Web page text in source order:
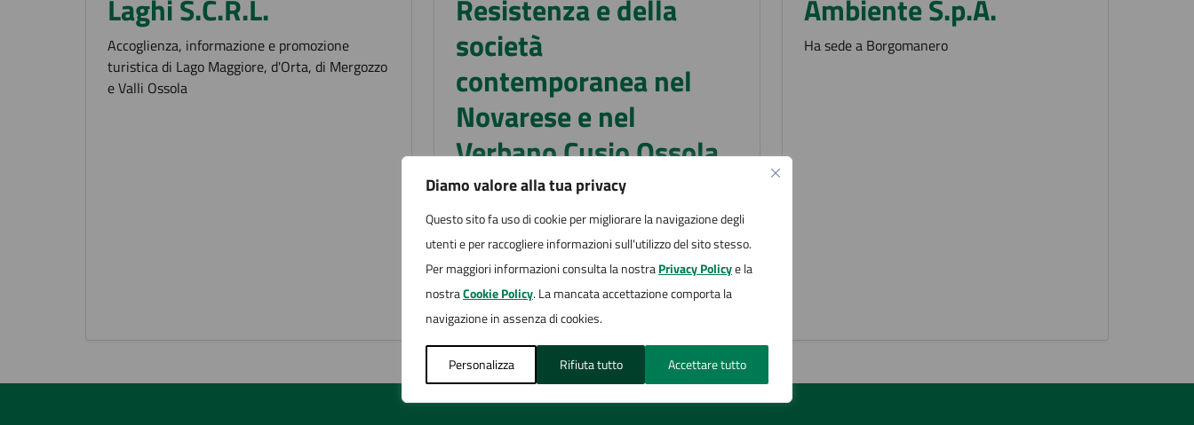
Diamo valore alla tua privacy
Questo sito fa uso di cookie per migliorare la navigazione degli
utenti e per raccogliere informazioni sull'utilizzo del sito stesso.
Per maggiori informazioni consulta la nostraPrivacy Policye la
nostraCookie Policy. La mancata accettazione comporta la
navigazione in assenza di cookies.
Personalizza Rifiuta tutto Accettare tutto
Laghi S.C.R.L.
Accoglienza, informazione e promozione
turistica di Lago Maggiore, d'Orta, di Mergozzo
e Valli Ossola
Resistenza e della
società
contemporanea nel
Novarese e nel
Verbano Cusio Ossola
“Piero Fornara”
L’Istituto, sorto nel 1965 e retto dal 1968 da
un Consorzio di enti pubblici locali, è un centro
studi specializzato in storia contemporanea e
fornisce un supporto, completo e aggiornato,
all’attività di ricerca che si svolge sul territorio.
Ambiente S.p.A.
Ha sede a Borgomanero